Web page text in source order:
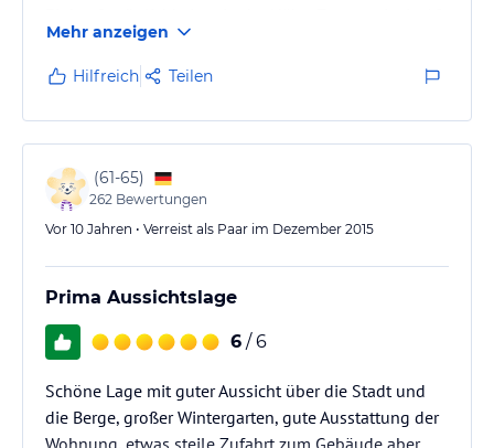
Minuten zu Fuss zu erreichen. Die Strasse ist ganz
steil, und der Autoparkplatz ist ca. 150 m entfernt,
aber Be- und Entladen am Haus ist möglich. Der
Vermieter ist sehr freundlich und hilfsbereit. Wir
kommen sehr gerne wieder.
Mehr anzeigen
Hilfreich Teilen
(61-65)
262 Bewertungen
Vor 10 Jahren • Verreist als Paar im Dezember 2015
Prima Aussichtslage
6 / 6
Schöne Lage mit guter Aussicht über die Stadt und
die Berge, großer Wintergarten, gute Ausstattung der
Wohnung, etwas steile Zufahrt zum Gebäude aber